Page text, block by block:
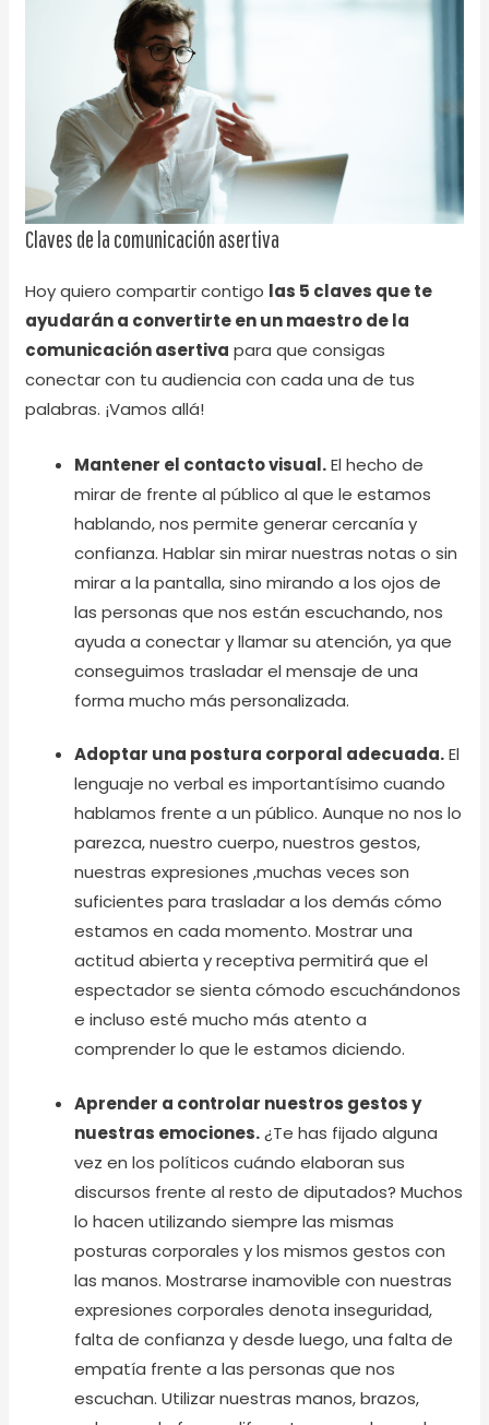
Claves de la comunicación asertiva
Hoy quiero compartir contigo las 5 claves que te
ayudarán a convertirte en un maestro de la
comunicación asertiva para que consigas
conectar con tu audiencia con cada una de tus
palabras. ¡Vamos allá!
Mantener el contacto visual.El hecho de
mirar de frente al público al que le estamos
hablando, nos permite generar cercanía y
confianza. Hablar sin mirar nuestras notas o sin
mirar a la pantalla, sino mirando a los ojos de
las personas que nos están escuchando, nos
ayuda a conectar y llamar su atención, ya que
conseguimos trasladar el mensaje de una
forma mucho más personalizada.
Adoptar una postura corporal adecuada.El
lenguaje no verbal es importantísimo cuando
hablamos frente a un público. Aunque no nos lo
parezca, nuestro cuerpo, nuestros gestos,
nuestras expresiones ,muchas veces son
suficientes para trasladar a los demás cómo
estamos en cada momento. Mostrar una
actitud abierta y receptiva permitirá que el
espectador se sienta cómodo escuchándonos
e incluso esté mucho más atento a
comprender lo que le estamos diciendo.
Aprender a controlar nuestros gestos y
nuestras emociones.¿Te has fijado alguna
vez en los políticos cuándo elaboran sus
discursos frente al resto de diputados? Muchos
lo hacen utilizando siempre las mismas
posturas corporales y los mismos gestos con
las manos. Mostrarse inamovible con nuestras
expresiones corporales denota inseguridad,
falta de confianza y desde luego, una falta de
empatía frente a las personas que nos
escuchan. Utilizar nuestras manos, brazos,